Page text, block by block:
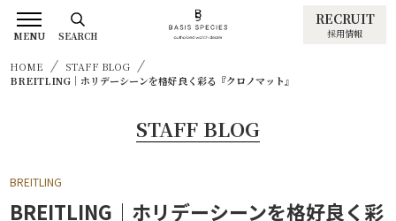
RECRUIT
採用情報
HOME
STAFF BLOG
BREITLING｜ホリデーシーンを格好良く彩る『クロノマット』
STAFF BLOG
BREITLING
BREITLING｜ホリデーシーンを格好良く彩
MENU SEARCH